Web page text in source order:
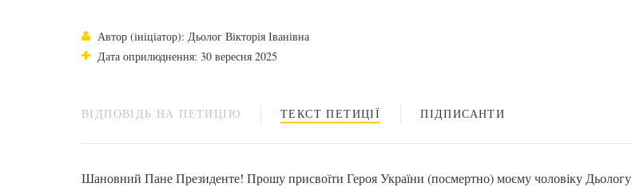
Автор (ініціатор): Дьолог Вікторія Іванівна
Дата оприлюднення: 30 вересня 2025
ВІДПОВІДЬ НА ПЕТИЦІЮ ТЕКСТ ПЕТИЦІЇ ПІДПИСАНТИ
Шановний Пане Президенте! Прошу присвоїти Героя України (посмертно) моєму чоловіку Дьологу